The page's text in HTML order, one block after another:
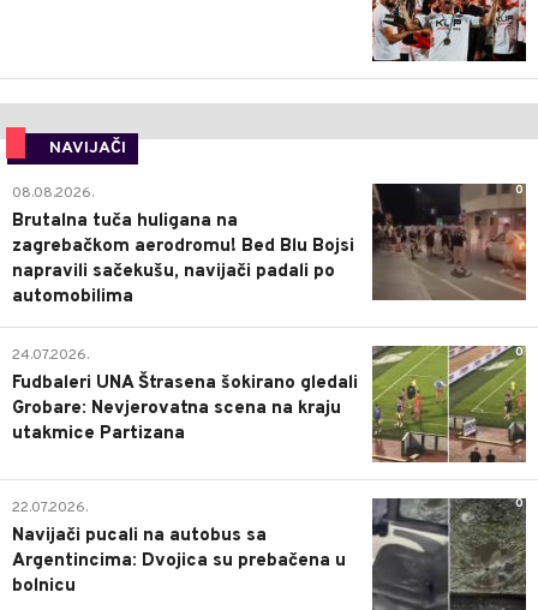
NAVIJAČI
0
08.08.2026.
Brutalna tuča huligana na
zagrebačkom aerodromu! Bed Blu Bojsi
napravili sačekušu, navijači padali po
automobilima
0
24.07.2026.
Fudbaleri UNA Štrasena šokirano gledali
Grobare: Nevjerovatna scena na kraju
utakmice Partizana
0
22.07.2026.
Navijači pucali na autobus sa
Argentincima: Dvojica su prebačena u
bolnicu